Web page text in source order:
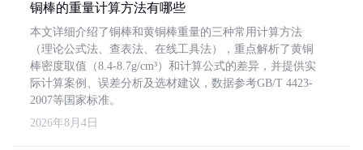
铜棒的重量计算方法有哪些
本文详细介绍了铜棒和黄铜棒重量的三种常用计算方法
（理论公式法、查表法、在线工具法），重点解析了黄铜
棒密度取值（8.4-8.7g/cm³）和计算公式的差异，并提供实
际计算案例、误差分析及选材建议，数据参考GB/T 4423-
2007等国家标准。
2026年8月4日